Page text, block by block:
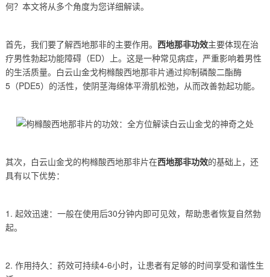
何？本文将从多个角度为您详细解读。
首先，我们要了解西地那非的主要作用。 西地那非功效主要体现在治
疗男性勃起功能障碍（ED）上。这是一种常见病症，严重影响着男性
的生活质量。白云山金戈枸橼酸西地那非片通过抑制磷酸二酯酶
5（PDE5）的活性，使阴茎海绵体平滑肌松弛，从而改善勃起功能。
其次，白云山金戈的枸橼酸西地那非片在西地那非功效的基础上，还
具有以下优势：
1. 起效迅速：一般在使用后30分钟内即可见效，帮助患者恢复自然勃
起。
2. 作用持久：药效可持续4-6小时，让患者有足够的时间享受和谐性生